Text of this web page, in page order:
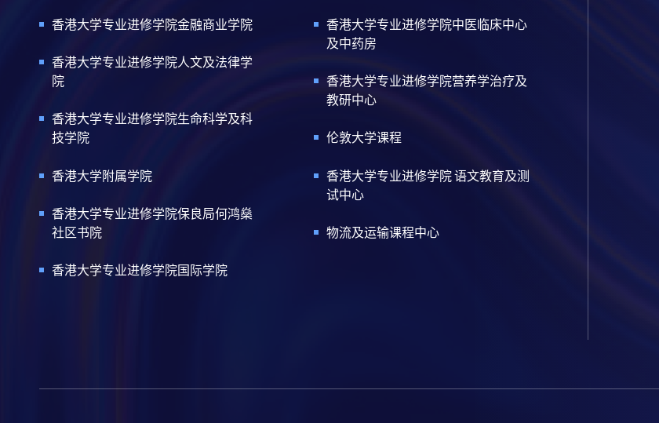
香港大学专业进修学院金融商业学院
香港大学专业进修学院人文及法律学
院
香港大学专业进修学院生命科学及科
技学院
香港大学附属学院
香港大学专业进修学院保良局何鸿燊
社区书院
香港大学专业进修学院国际学院
香港大学专业进修学院中医临床中心
及中药房
香港大学专业进修学院营养学治疗及
教研中心
伦敦大学课程
香港大学专业进修学院 语文教育及测
试中心
物流及运输课程中心